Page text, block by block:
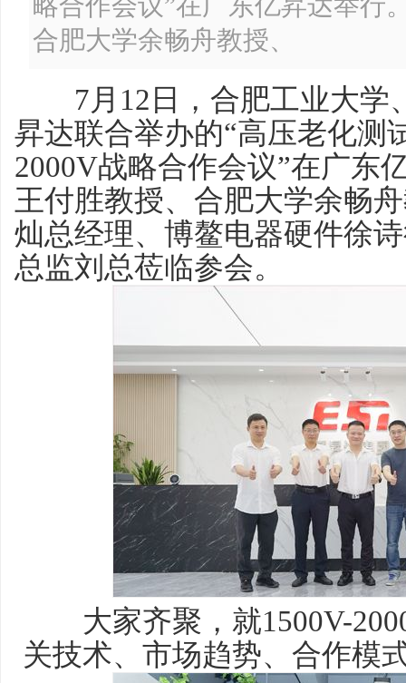
略合作会议”在广东亿昇达举行
合肥大学余畅舟教授、
7月12日，合肥工业大学
昇达联合举办的“高压老化测
2000V战略合作会议”在广东
王付胜教授、合肥大学余畅
灿总经理、博鳌电器硬件徐
总监刘总莅临参会。
大家齐聚，就1500V-
关技术、市场趋势、合作模